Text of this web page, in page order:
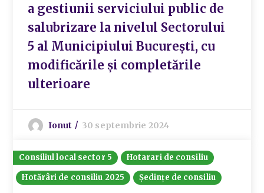
a gestiunii serviciului public de
salubrizare la nivelul Sectorului
5 al Municipiului București, cu
modificările și completările
ulterioare
Ionut 30 septembrie 2024
Consiliul local sector 5
Hotarari de consiliu
Hotărâri de consiliu 2025
Ședințe de consiliu